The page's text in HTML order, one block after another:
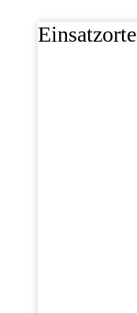
Einsatzorte